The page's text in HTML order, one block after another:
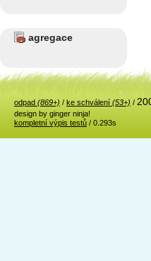
agregace
odpad (869+) / ke schválení (53+) /
design by ginger ninja!
kompletní výpis testů / 0.293s